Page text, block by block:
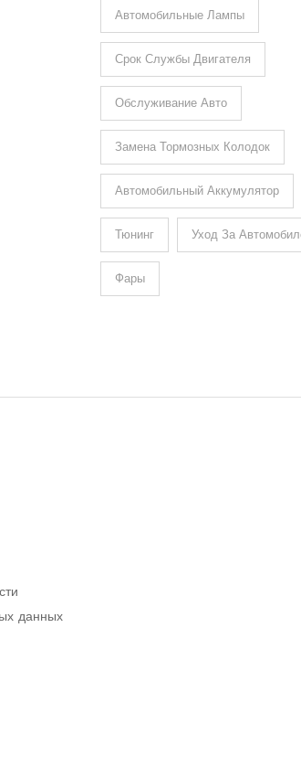
Автомобильные Лампы
Срок Службы Двигателя
Обслуживание Авто
Замена Тормозных Колодок
Автомобильный Аккумулятор
Тюнинг Уход За
Фары
данных